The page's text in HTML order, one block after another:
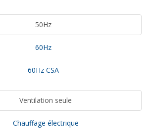
50Hz
60Hz
60Hz CSA
Ventilation seule
Chauffage électrique